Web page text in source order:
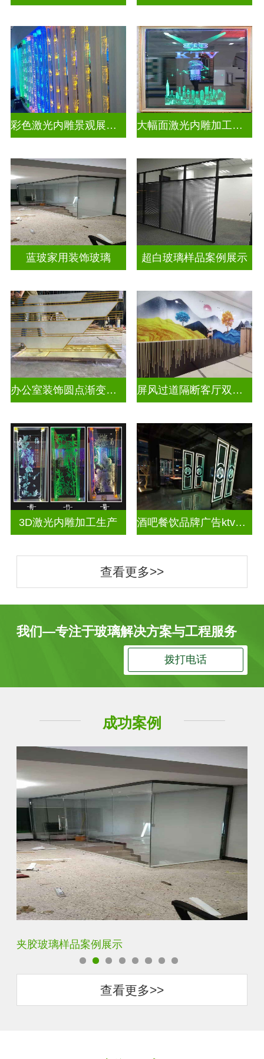
彩色激光内雕景观展示发光玻璃 大幅面激光内雕加工生产
蓝玻家用装饰玻璃 超白玻璃样品案例展示
办公室装饰圆点渐变彩绘打印玻璃 屏风过道隔断客厅双面磨砂透光uv打印玻璃
3D激光内雕加工生产 酒吧餐饮品牌广告ktv激光内雕发光艺术玻璃
查看更多>>
我们—专注于玻璃解决方案与工程服务
拨打电话
成功案例
夹胶玻璃样品案例展示
查看更多>>